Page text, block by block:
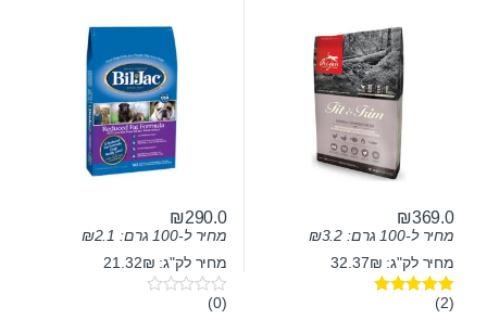
₪369.0
מחיר ל-100 גרם: ₪3.2
מחיר לק"ג: 32.37₪
דורג(2)
₪290.0
מחיר ל-100 גרם: ₪2.1
מחיר לק"ג: 21.32₪
0(0)